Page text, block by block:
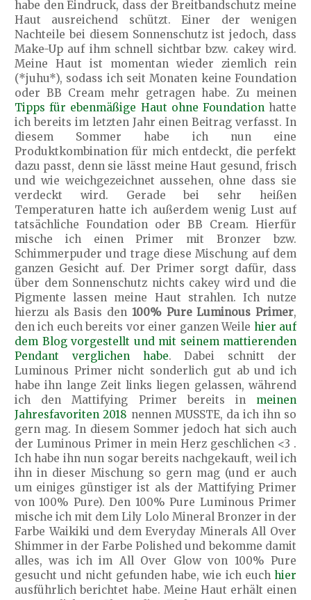
habe den Eindruck, dass der Breitbandschutz meine
Haut ausreichend schützt. Einer der wenigen
Nachteile bei diesem Sonnenschutz ist jedoch, dass
Make-Up auf ihm schnell sichtbar bzw. cakey wird.
Meine Haut ist momentan wieder ziemlich rein
(*juhu*), sodass ich seit Monaten keine Foundation
oder BB Cream mehr getragen habe. Zu meinen
Tipps für ebenmäßige Haut ohne Foundationhatte
ich bereits im letzten Jahr einen Beitrag verfasst. In
diesem Sommer habe ich nun eine
Produktkombination für mich entdeckt, die perfekt
dazu passt, denn sie lässt meine Haut gesund, frisch
und wie weichgezeichnet aussehen, ohne dass sie
verdeckt wird. Gerade bei sehr heißen
Temperaturen hatte ich außerdem wenig Lust auf
tatsächliche Foundation oder BB Cream. Hierfür
mische ich einen Primer mit Bronzer bzw.
Schimmerpuder und trage diese Mischung auf dem
ganzen Gesicht auf. Der Primer sorgt dafür, dass
über dem Sonnenschutz nichts cakey wird und die
Pigmente lassen meine Haut strahlen. Ich nutze
hierzu als Basis den 100% Pure Luminous Primer,
den ich euch bereits vor einer ganzen Weile hier auf
dem Blog vorgestellt und mit seinem mattierenden
Pendant verglichen habe. Dabei schnitt der
Luminous Primer nicht sonderlich gut ab und ich
habe ihn lange Zeit links liegen gelassen, während
ich den Mattifying Primer bereits in meinen
Jahresfavoriten 2018 nennen MUSSTE, da ich ihn so
gern mag. In diesem Sommer jedoch hat sich auch
der Luminous Primer in mein Herz geschlichen <3 .
Ich habe ihn nun sogar bereits nachgekauft, weil ich
ihn in dieser Mischung so gern mag (und er auch
um einiges günstiger ist als der Mattifying Primer
von 100% Pure). Den 100% Pure Luminous Primer
mische ich mit dem Lily Lolo Mineral Bronzer in der
Farbe Waikiki und dem Everyday Minerals All Over
Shimmer in der Farbe Polished und bekomme damit
alles, was ich im All Over Glow von 100% Pure
gesucht und nicht gefunden habe, wie ich euch hier
ausführlich berichtet habe. Meine Haut erhält einen